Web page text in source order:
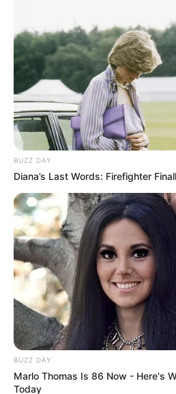
BUZZ DAY
Diana’s Last Words: Firefighter
BUZZ DAY
Marlo Thomas Is 86 Now - Here's
Today